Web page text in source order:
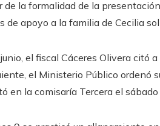
de la formalidad de la
de apoyo a la familia de Cecilia
el fiscal Cáceres Olivera citó
el Ministerio Público ordenó
en la comisaría Tercera el sábado